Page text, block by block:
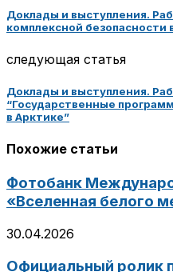
Доклады и выступления.
комплексной безопасности
следующая статья
Доклады и выступления.
“Государственные
в Арктике”
Похожие статьи
Фотобанк
«Вселенная белого
30.04.2026
Официальный ролик